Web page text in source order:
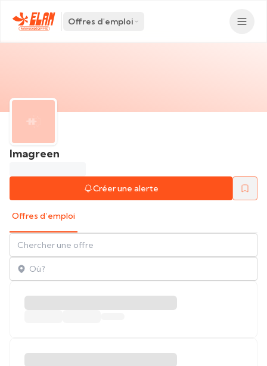
Offres d'emploi
Imagreen
Créer une alerte
Offres d’emploi